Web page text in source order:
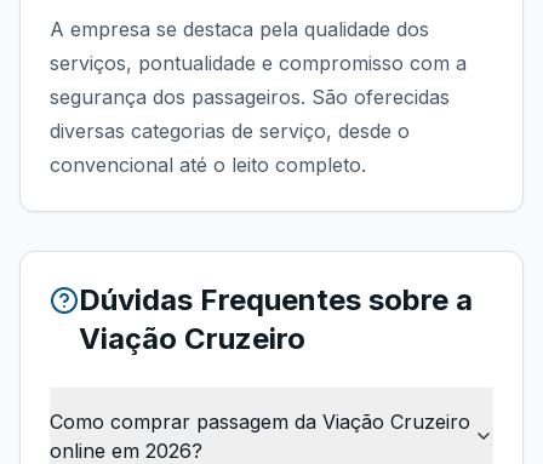
A empresa se destaca pela qualidade dos
serviços, pontualidade e compromisso com a
segurança dos passageiros. São oferecidas
diversas categorias de serviço, desde o
convencional até o leito completo.
Dúvidas Frequentes sobre a
Viação Cruzeiro
Como comprar passagem da Viação Cruzeiro
online em 2026?